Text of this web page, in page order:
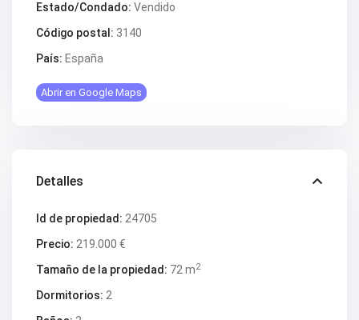
Estado/Condado: Vendido
Código postal: 3140
País: España
Abrir en Google Maps
Detalles
Id de propiedad: 24705
Precio: 219.000 €
Tamaño de la propiedad: 72 m2
Dormitorios: 2